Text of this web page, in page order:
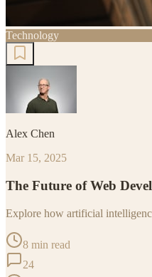
Technology
Alex Chen
Mar 15, 2025
The Future of Web
Explore how artificial
8 min read
24